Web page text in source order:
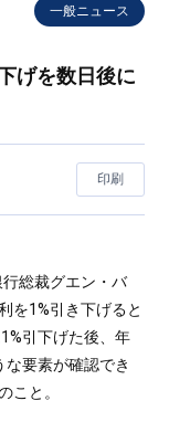
一般ニュース
げを数日後に
印刷
総裁グエン・バ
を1%引き下げると
引下げた後、年
要素が確認でき
こと。